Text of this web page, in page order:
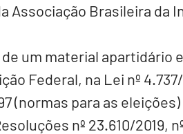
Associação Brasileira da
um material apartidário
Federal, na Lei nº
(normas para as
nº 23.610/2019,